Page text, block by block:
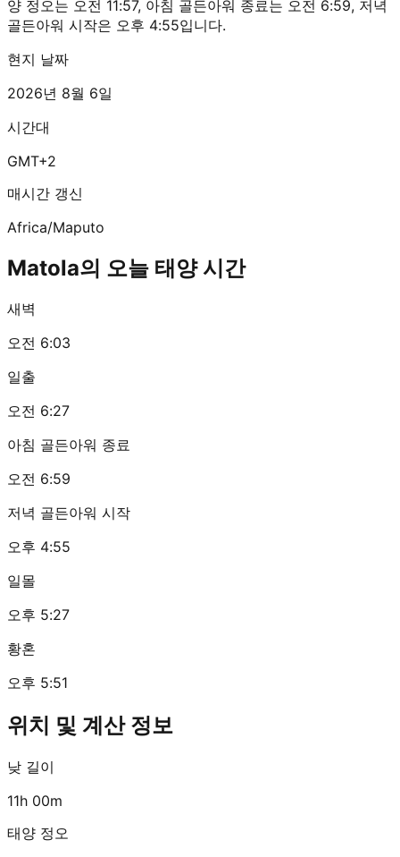
양 정오는 오전 11:57, 아침 골든아워 종료는 오전 6:59, 저녁
골든아워 시작은 오후 4:55입니다.
현지 날짜
2026년 8월 6일
시간대
GMT+2
매시간 갱신
Africa/Maputo
Matola의 오늘 태양 시간
새벽
오전 6:03
일출
오전 6:27
아침 골든아워 종료
오전 6:59
저녁 골든아워 시작
오후 4:55
일몰
오후 5:27
황혼
오후 5:51
위치 및 계산 정보
낮 길이
11h 00m
태양 정오